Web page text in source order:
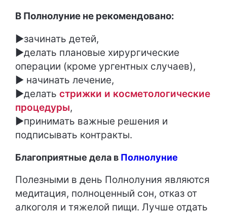
В Полнолуние не рекомендовано:
►зачинать детей,
►делать плановые хирургические
операции (кроме ургентных случаев),
► начинать лечение,
►делать стрижки и косметологические
процедуры,
►принимать важные решения и
подписывать контракты.
Благоприятные дела в Полнолуние
Полезными в день Полнолуния являются
медитация, полноценный сон, отказ от
алкоголя и тяжелой пищи. Лучше отдать